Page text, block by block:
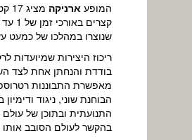
המופע ארניקה
שנוצרו במהלכו של כמעט
ריכוז היצירות שמיועדות
בודדת והנחתן אחת לצד
מאפשרת התבוננות
הבוחנת שוני, ניגוד
התנועתית ובתוכן של עולם
בהקשר לעולם הסובב אותו